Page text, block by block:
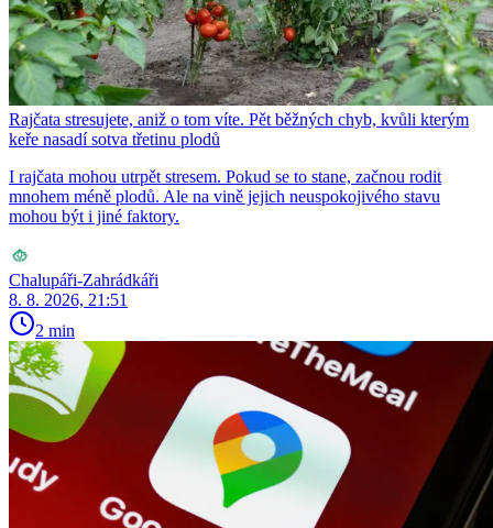
Rajčata stresujete, aniž o tom víte. Pět běžných chyb, kvůli kterým
keře nasadí sotva třetinu plodů
I rajčata mohou utrpět stresem. Pokud se to stane, začnou rodit
mnohem méně plodů. Ale na vině jejich neuspokojivého stavu
mohou být i jiné faktory.
Chalupáři-Zahrádkáři
8. 8. 2026, 21:51
2 min